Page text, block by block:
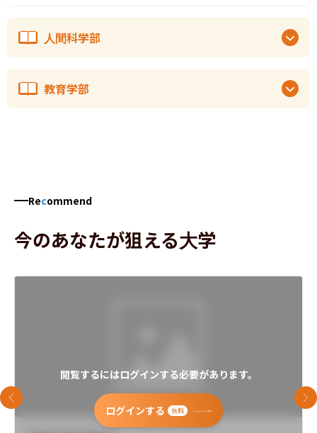
人間科学部
教育学部
Recommend
今のあなたが狙える大学
閲覧するにはログインする必要があります。
ログインする 無料
前のスライド 次